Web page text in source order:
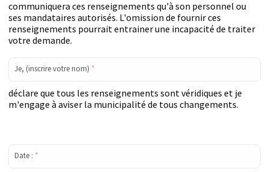
communiquera ces renseignements qu'à son personnel ou
ses mandataires autorisés. L'omission de fournir ces
renseignements pourrait entrainer une incapacité de traiter
votre demande.
Je, (inscrire votre nom) *
déclare que tous les renseignements sont véridiques et je
m'engage à aviser la municipalité de tous changements.
Date : *